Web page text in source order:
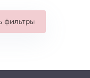
фильтры